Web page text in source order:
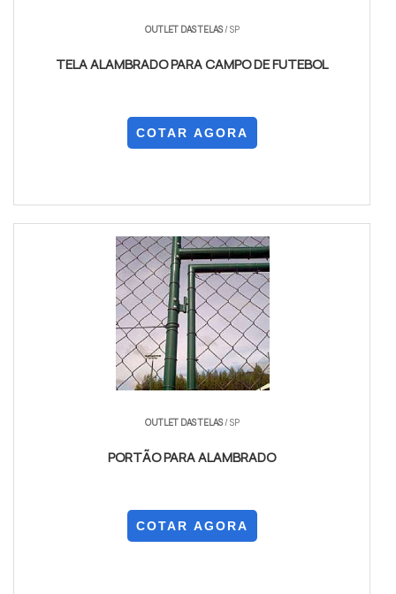
OUTLET DAS TELAS/ SP
TELA ALAMBRADO PARA CAMPO DE FUTEBOL
COTAR AGORA
OUTLET DAS TELAS/ SP
PORTÃO PARA ALAMBRADO
COTAR AGORA